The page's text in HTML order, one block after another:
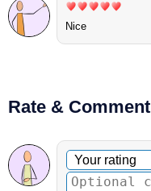
Nice
Rate & Comment
Optional comment
Your rating